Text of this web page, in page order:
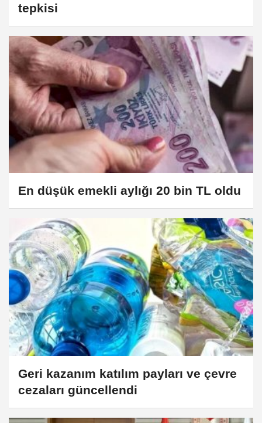
tepkisi
En düşük emekli aylığı 20 bin TL oldu
Geri kazanım katılım payları ve çevre
cezaları güncellendi